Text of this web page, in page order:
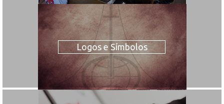
Logos e Símbolos